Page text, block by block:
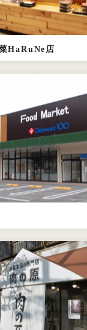
HaRuNe店